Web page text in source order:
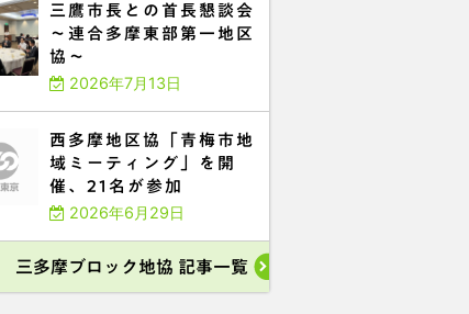
三鷹市長との首長懇談会
～連合多摩東部第一地区
協～
2026年7月13日
西多摩地区協「青梅市地
域ミーティング」を開
催、21名が参加
2026年6月29日
三多摩ブロック地協 記事一覧